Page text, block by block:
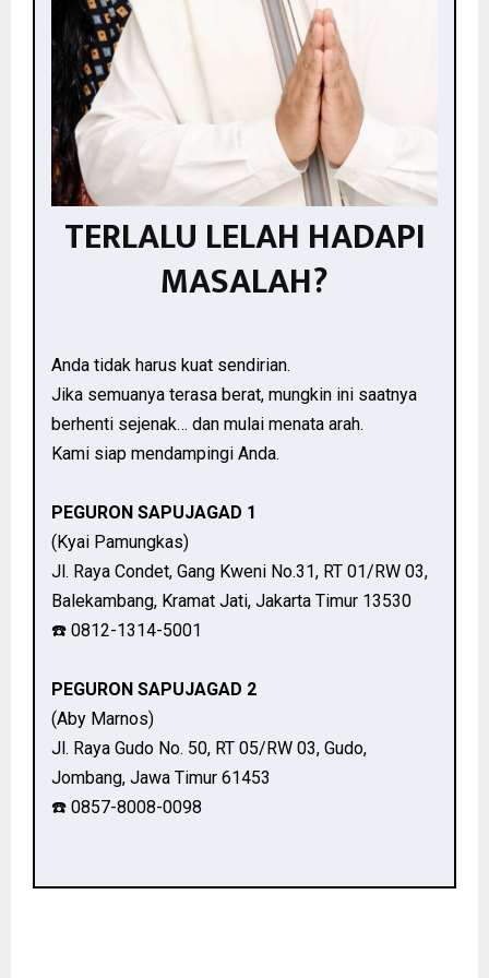
TERLALU LELAH HADAPI
MASALAH?
Anda tidak harus kuat sendirian.
Jika semuanya terasa berat, mungkin ini saatnya
berhenti sejenak… dan mulai menata arah.
Kami siap mendampingi Anda.
PEGURON SAPUJAGAD 1
(Kyai Pamungkas)
Jl. Raya Condet, Gang Kweni No.31, RT 01/RW 03,
Balekambang, Kramat Jati, Jakarta Timur 13530
☎️ 0812-1314-5001
PEGURON SAPUJAGAD 2
(Aby Marnos)
Jl. Raya Gudo No. 50, RT 05/RW 03, Gudo,
Jombang, Jawa Timur 61453
☎️ 0857-8008-0098